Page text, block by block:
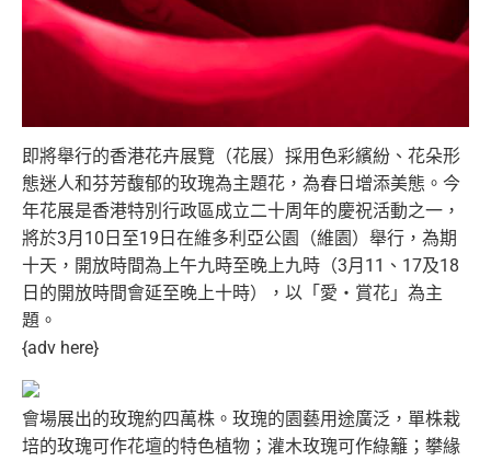
即將舉行的香港花卉展覽（花展）採用色彩繽紛、 花朵形
態迷人和芬芳馥郁的玫瑰為主題花，為春日增添美態。 今
年花展是香港特別行政區成立二十周年的慶祝活動之一，
將於3月10日至19日在維多利亞公園（維園）舉行，為期
十天， 開放時間為上午九時至晚上九時（3月11、 17及18
日的開放時間會延至晚上十時），以「愛‧賞花」 為主
題。
{adv here}
會場展出的玫瑰約四萬株。玫瑰的園藝用途廣泛， 單株栽
培的玫瑰可作花壇的特色植物；灌木玫瑰可作綠籬； 攀緣